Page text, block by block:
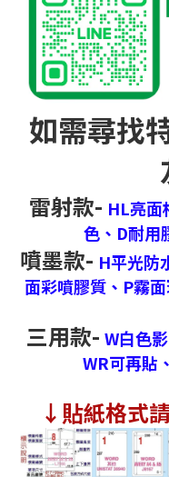
如需尋找
雷射款- HL亮面
色、 D耐用
噴墨款- H平光防
面彩噴膠質、 P霧
三用款- W白色
WR可再貼、
↓ 貼紙格式